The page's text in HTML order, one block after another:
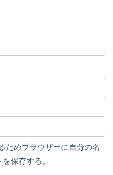
ためブラウザーに自分の名
保存する。